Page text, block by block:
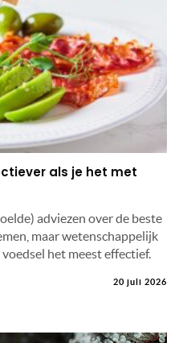
als je het met
adviezen over de beste
maar wetenschappelijk
het meest effectief.
20 juli 2026